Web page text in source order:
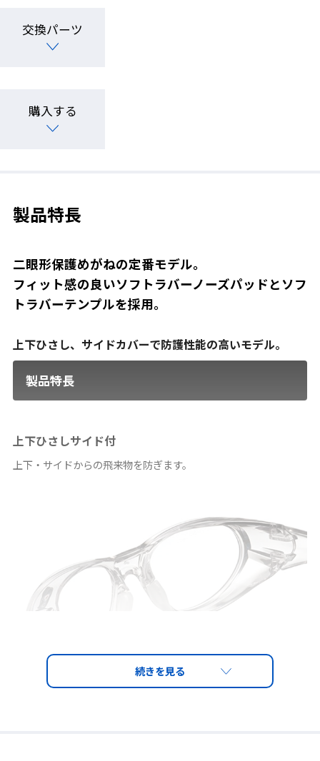
交換パーツ
購入する
製品特長
二眼形保護めがねの定番モデル。
フィット感の良いソフトラバーノーズパッドとソフ
トラバーテンプルを採用。
上下ひさし、サイドカバーで防護性能の高いモデル。
製品特長
上下ひさしサイド付
上下・サイドからの飛来物を防ぎます。